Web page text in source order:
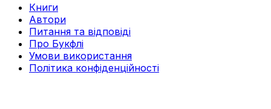
Книги
Автори
Питання та відповіді
Про Букфлі
Умови використання
Політика конфіденційності